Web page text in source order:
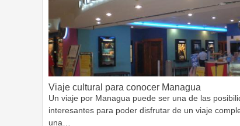
Viaje cultural para conocer Managua
Un viaje por Managua puede ser una de las
interesantes para poder disfrutar de un viaje
una…